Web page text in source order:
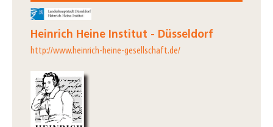
Heinrich Heine Institut - Düsseldorf
http://www.heinrich-heine-gesellschaft.de/